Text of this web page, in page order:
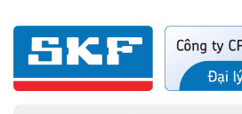
Chúng tôi mong muốn nhận được
khách hàng qua email: